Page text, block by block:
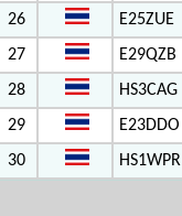
26
E25ZUE
27
E29QZB
28
HS3CAG
29
E23DDO
30
HS1WPR